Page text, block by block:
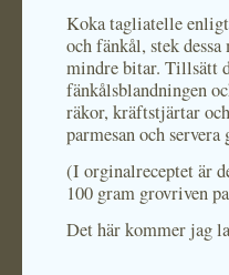
Koka tagliatelle
och fänkål, stek
mindre bitar. Tillsätt
fänkålsblandningen
räkor, kräftstjärtar
parmesan och servera
(I orginalreceptet är
100 gram grovriven
Det här kommer jag